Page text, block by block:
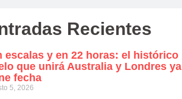
Recientes
escalas y en 22 horas: el histórico
que unirá Australia y Londres ya
fecha
5, 2026